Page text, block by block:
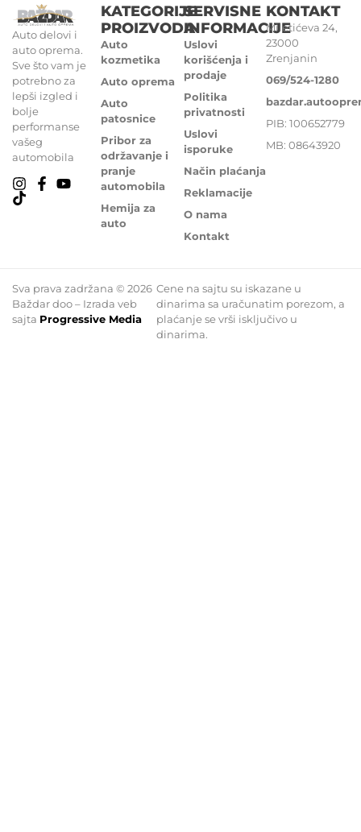
Auto delovi i
auto oprema.
Sve što vam je
potrebno za
lepši izgled i
bolje
performanse
vašeg
automobila
KATEGORIJE
PROIZVODA
Auto
kozmetika
Auto oprema
Auto
patosnice
Pribor za
održavanje i
pranje
automobila
Hemija za
auto
SERVISNE
INFORMACIJE
Uslovi
korišćenja i
prodaje
Politika
privatnosti
Uslovi
isporuke
Način plaćanja
Reklamacije
O nama
Kontakt
KONTAKT
Miletićeva 24,
23000
Zrenjanin
069/524-1280
PIB: 100652779
MB: 08643920
Sva prava zadržana © 2026
Baždar doo – Izrada veb
sajta Progressive Media
Cene na sajtu su iskazane u
dinarima sa uračunatim porezom, a
plaćanje se vrši isključivo u
dinarima.